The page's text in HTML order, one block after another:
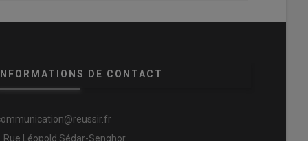
INFORMATIONS DE CONTACT
Rue Léopold Sédar-Senghor